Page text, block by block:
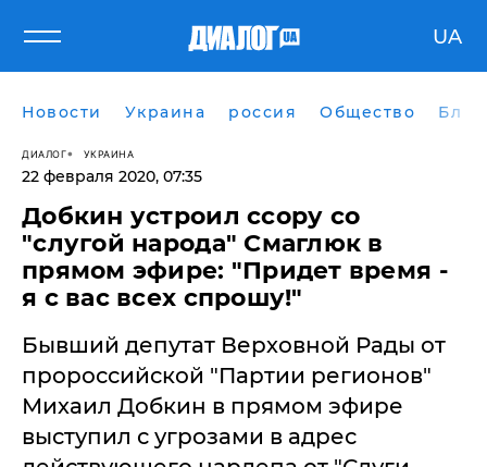
UA
Новости Украина россия Общество
ДИАЛОГ УКРАИНА
22 февраля 2020, 07:35
​Добкин устроил ссору со
"слугой народа" Смаглюк в
прямом эфире: "Придет время -
я с вас всех спрошу!"
Бывший депутат Верховной Рады от
пророссийской "Партии регионов"
Михаил Добкин в прямом эфире
выступил с угрозами в адрес